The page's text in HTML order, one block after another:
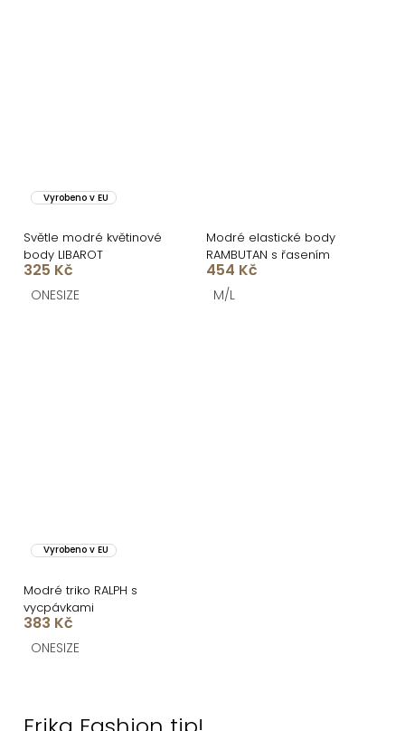
Vyrobeno v EU
Světle modré květinové
body LIBAROT
325 Kč
ONESIZE
Modré elastické body
RAMBUTAN s řasením
454 Kč
M/L
Vyrobeno v EU
Modré triko RALPH s
vycpávkami
383 Kč
ONESIZE